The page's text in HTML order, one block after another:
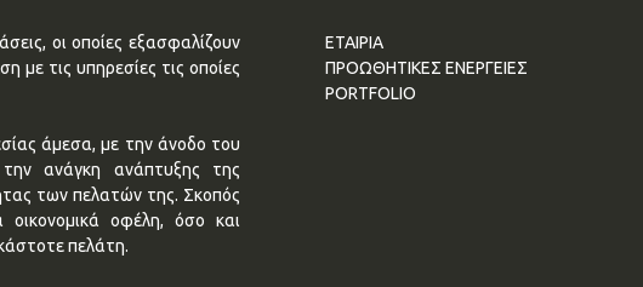
οι οποίες εξασφαλίζουν
με τις υπηρεσίες τις οποίες
άμεσα, με την άνοδο του
ανάγκη ανάπτυξης της
των πελατών της. Σκοπός
οφέλη, όσο και
πελάτη.
ΕΤΑΙΡΙΑ
ΠΡΟΩΘΗΤΙΚΕΣ ΕΝΕΡΓΕΙΕΣ
PORTFOLIO